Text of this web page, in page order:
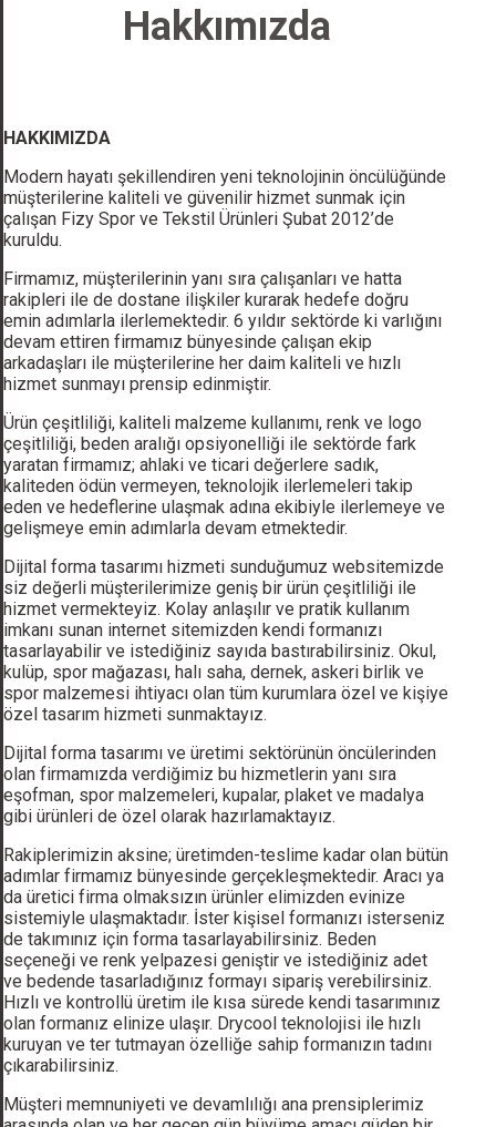
Hakkımızda
HAKKIMIZDA
Modern hayatı şekillendiren yeni teknolojinin öncülüğünde
müşterilerine kaliteli ve güvenilir hizmet sunmak için
çalışan Fizy Spor ve Tekstil Ürünleri Şubat 2012’de
kuruldu.
Firmamız, müşterilerinin yanı sıra çalışanları ve hatta
rakipleri ile de dostane ilişkiler kurarak hedefe doğru
emin adımlarla ilerlemektedir. 6 yıldır sektörde ki varlığını
devam ettiren firmamız bünyesinde çalışan ekip
arkadaşları ile müşterilerine her daim kaliteli ve hızlı
hizmet sunmayı prensip edinmiştir.
Ürün çeşitliliği, kaliteli malzeme kullanımı, renk ve logo
çeşitliliği, beden aralığı opsiyonelliği ile sektörde fark
yaratan firmamız; ahlaki ve ticari değerlere sadık,
kaliteden ödün vermeyen, teknolojik ilerlemeleri takip
eden ve hedeflerine ulaşmak adına ekibiyle ilerlemeye ve
gelişmeye emin adımlarla devam etmektedir.
Dijital forma tasarımı hizmeti sunduğumuz websitemizde
siz değerli müşterilerimize geniş bir ürün çeşitliliği ile
hizmet vermekteyiz. Kolay anlaşılır ve pratik kullanım
imkanı sunan internet sitemizden kendi formanızı
tasarlayabilir ve istediğiniz sayıda bastırabilirsiniz. Okul,
kulüp, spor mağazası, halı saha, dernek, askeri birlik ve
spor malzemesi ihtiyacı olan tüm kurumlara özel ve kişiye
özel tasarım hizmeti sunmaktayız.
Dijital forma tasarımı ve üretimi sektörünün öncülerinden
olan firmamızda verdiğimiz bu hizmetlerin yanı sıra
eşofman, spor malzemeleri, kupalar, plaket ve madalya
gibi ürünleri de özel olarak hazırlamaktayız.
Rakiplerimizin aksine; üretimden-teslime kadar olan bütün
adımlar firmamız bünyesinde gerçekleşmektedir. Aracı ya
da üretici firma olmaksızın ürünler elimizden evinize
sistemiyle ulaşmaktadır. İster kişisel formanızı isterseniz
de takımınız için forma tasarlayabilirsiniz. Beden
seçeneği ve renk yelpazesi geniştir ve istediğiniz adet
ve bedende tasarladığınız formayı sipariş verebilirsiniz.
Hızlı ve kontrollü üretim ile kısa sürede kendi tasarımınız
olan formanız elinize ulaşır. Drycool teknolojisi ile hızlı
kuruyan ve ter tutmayan özelliğe sahip formanızın tadını
çıkarabilirsiniz.
Müşteri memnuniyeti ve devamlılığı ana prensiplerimiz